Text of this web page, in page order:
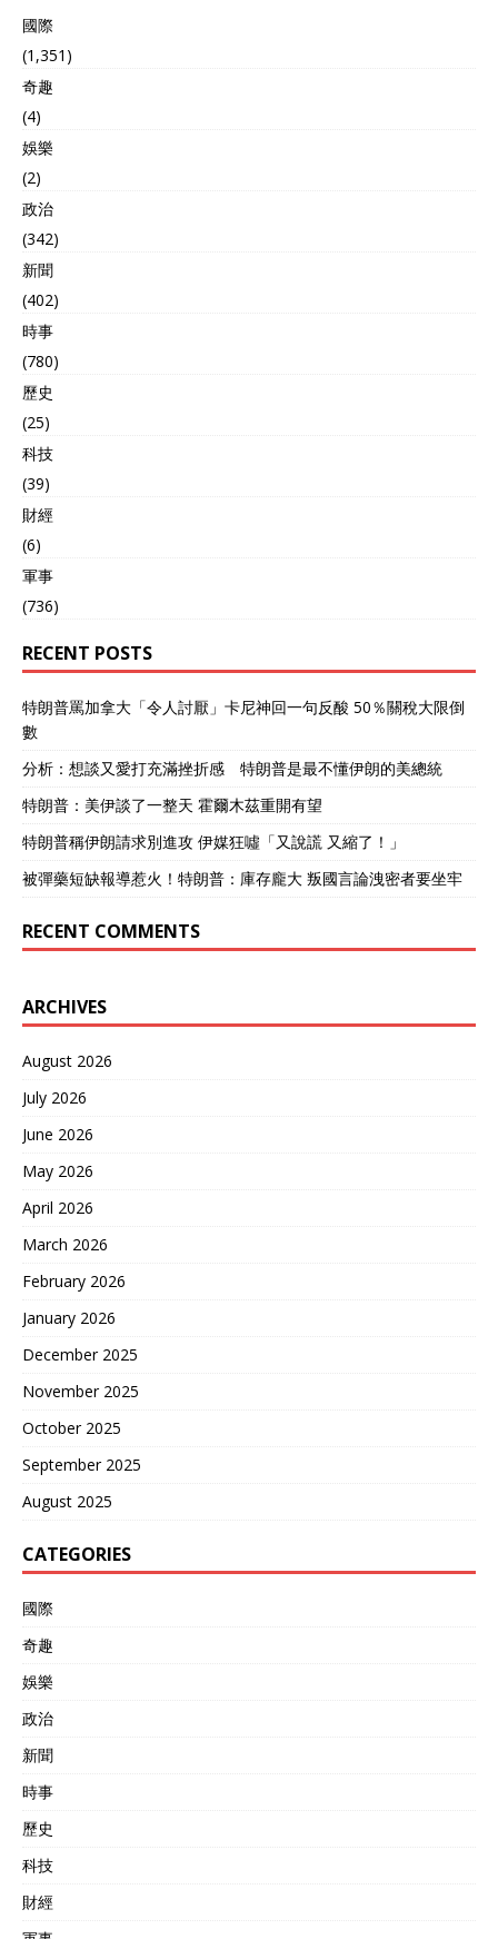
國際
(1,351)
奇趣
(4)
娛樂
(2)
政治
(342)
新聞
(402)
時事
(780)
歷史
(25)
科技
(39)
財經
(6)
軍事
(736)
RECENT POSTS
特朗普罵加拿大「令人討厭」卡尼神回一句反酸 50％關稅大限倒
數
分析：想談又愛打充滿挫折感 特朗普是最不懂伊朗的美總統
特朗普：美伊談了一整天 霍爾木茲重開有望
特朗普稱伊朗請求別進攻 伊媒狂噓「又說謊 又縮了！」
被彈藥短缺報導惹火！特朗普：庫存龐大 叛國言論洩密者要坐牢
RECENT COMMENTS
ARCHIVES
August 2026
July 2026
June 2026
May 2026
April 2026
March 2026
February 2026
January 2026
December 2025
November 2025
October 2025
September 2025
August 2025
CATEGORIES
國際
奇趣
娛樂
政治
新聞
時事
歷史
科技
財經